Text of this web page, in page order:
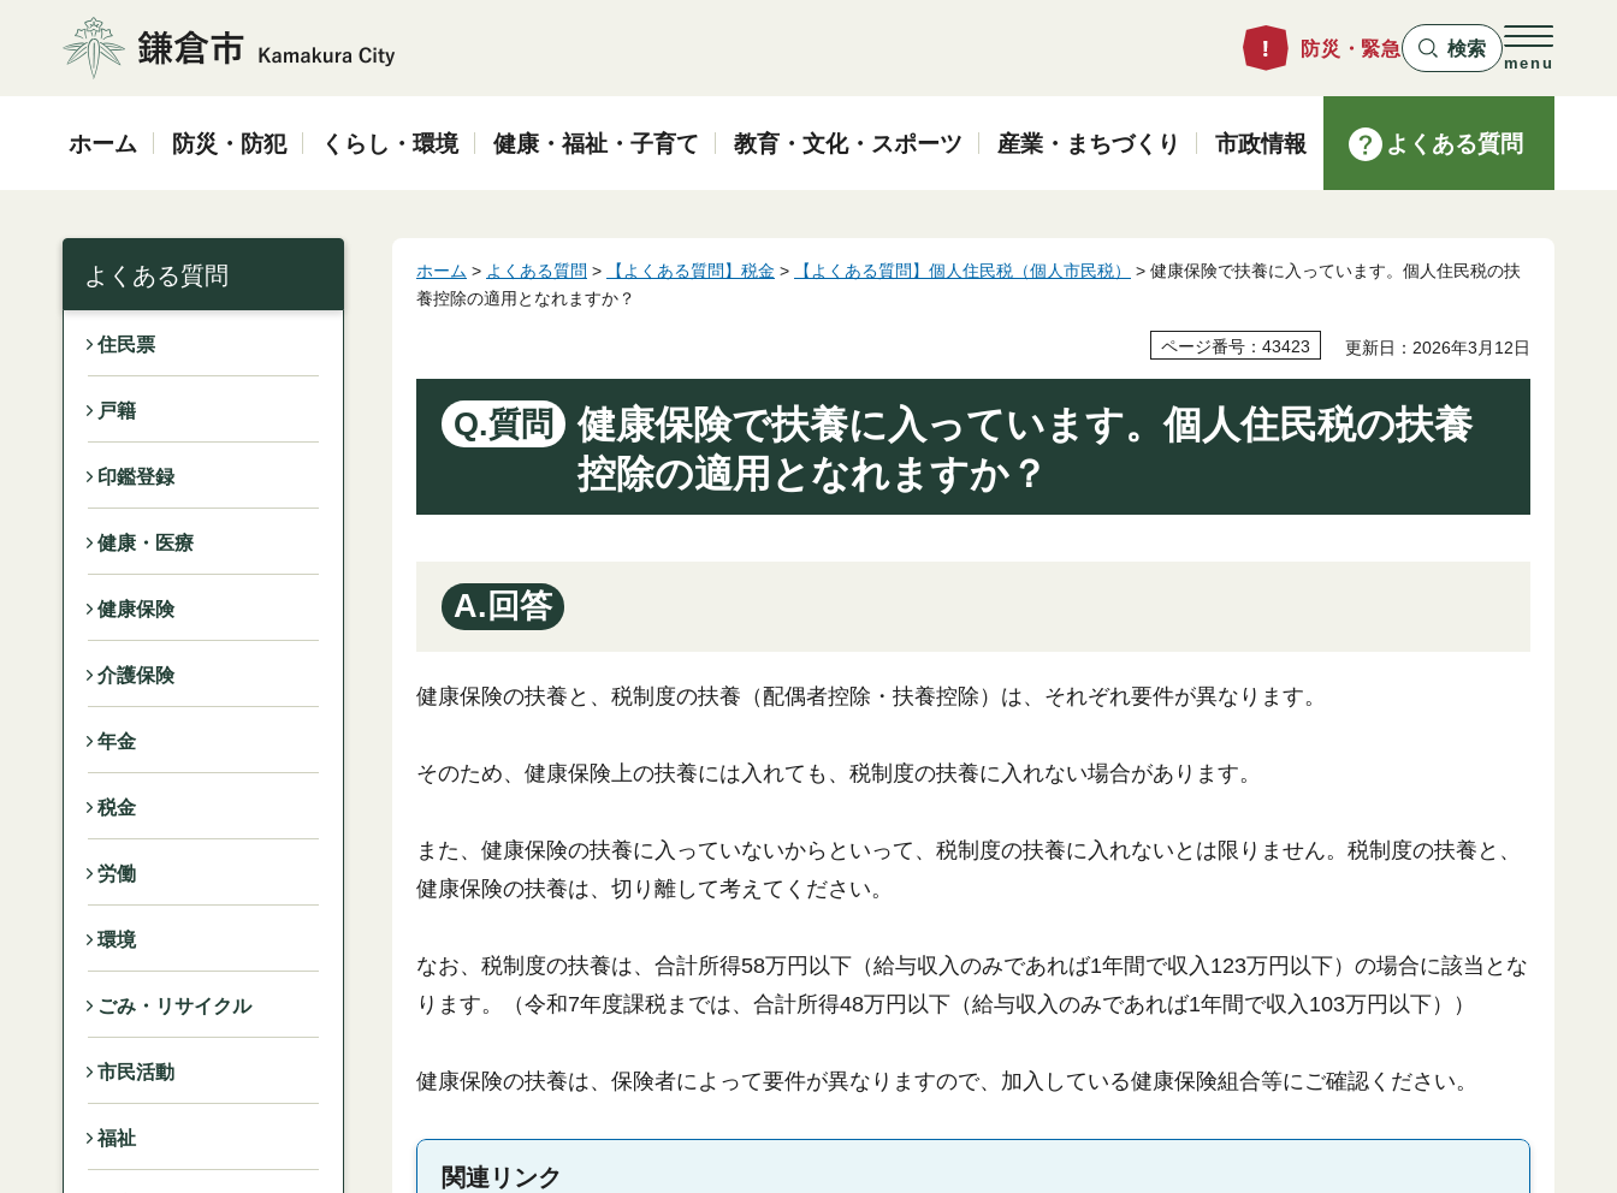
鎌倉市
防災・緊急 検索
menu
ホーム 防災・防犯 くらし・環境 健康・福祉・子育て 教育・文化・スポーツ 産業・まちづくり 市政情報 よくある質問
よくある質問
住民票
戸籍
印鑑登録
健康・医療
健康保険
介護保険
年金
税金
労働
環境
ごみ・リサイクル
市民活動
福祉
ホーム > よくある質問 > 【よくある質問】税金 > 【よくある質問】個人住民税（個人市民税）
> 健康保険で扶養に入っています。個人住民税の扶
養控除の適用となれますか？
ページ番号：43423 更新日：2026年3月12日
Q.質問
健康保険で扶養に入っています。個人住民税の扶養
控除の適用となれますか？
A.回答
健康保険の扶養と、税制度の扶養（配偶者控除・扶養控除）は、それぞれ要件が異なります。
そのため、健康保険上の扶養には入れても、税制度の扶養に入れない場合があります。
また、健康保険の扶養に入っていないからといって、税制度の扶養に入れないとは限りません。税制度の扶養と、
健康保険の扶養は、切り離して考えてください。
なお、税制度の扶養は、合計所得58万円以下（給与収入のみであれば1年間で収入123万円以下）の場合に該当とな
ります。（令和7年度課税までは、合計所得48万円以下（給与収入のみであれば1年間で収入103万円以下））
健康保険の扶養は、保険者によって要件が異なりますので、加入している健康保険組合等にご確認ください。
関連リンク